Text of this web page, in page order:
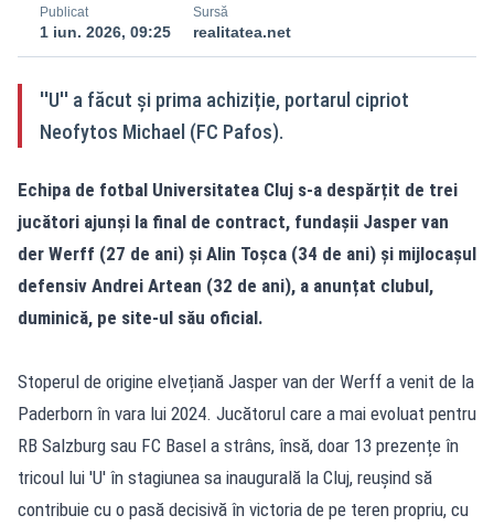
Publicat
1 iun. 2026, 09:25
Sursă
realitatea.net
''U'' a făcut și prima achiziție, portarul cipriot
Neofytos Michael (FC Pafos).
Echipa de fotbal Universitatea Cluj s-a despărțit de trei
jucători ajunși la final de contract, fundașii Jasper van
der Werff (27 de ani) și Alin Toșca (34 de ani) și mijlocașul
defensiv Andrei Artean (32 de ani), a anunțat clubul,
duminică, pe site-ul său oficial.
Stoperul de origine elvețiană Jasper van der Werff a venit de la
Paderborn în vara lui 2024. Jucătorul care a mai evoluat pentru
RB Salzburg sau FC Basel a strâns, însă, doar 13 prezențe în
tricoul lui 'U' în stagiunea sa inaugurală la Cluj, reușind să
contribuie cu o pasă decisivă în victoria de pe teren propriu, cu